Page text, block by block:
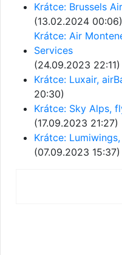
Krátce: Brussels
(13.02.2024 00:06)
Krátce: Air
Services
(24.09.2023 22:11)
Krátce: Luxair,
20:30)
Krátce: Sky Alps,
(17.09.2023 21:27)
Krátce:
(07.09.2023 15:37)